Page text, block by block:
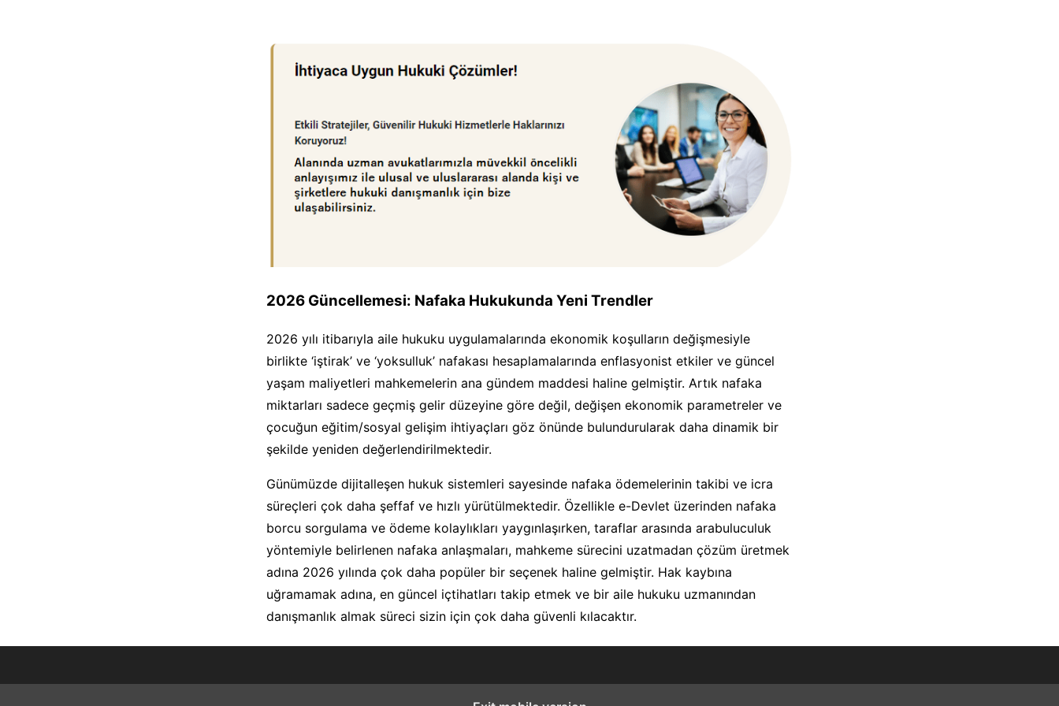
2026 Güncellemesi: Nafaka Hukukunda Yeni Trendler
2026 yılı itibarıyla aile hukuku uygulamalarında ekonomik koşulların değişmesiyle
birlikte ‘iştirak’ ve ‘yoksulluk’ nafakası hesaplamalarında enflasyonist etkiler ve güncel
yaşam maliyetleri mahkemelerin ana gündem maddesi haline gelmiştir. Artık nafaka
miktarları sadece geçmiş gelir düzeyine göre değil, değişen ekonomik parametreler ve
çocuğun eğitim/sosyal gelişim ihtiyaçları göz önünde bulundurularak daha dinamik bir
şekilde yeniden değerlendirilmektedir.
Günümüzde dijitalleşen hukuk sistemleri sayesinde nafaka ödemelerinin takibi ve icra
süreçleri çok daha şeffaf ve hızlı yürütülmektedir. Özellikle e-Devlet üzerinden nafaka
borcu sorgulama ve ödeme kolaylıkları yaygınlaşırken, taraflar arasında arabuluculuk
yöntemiyle belirlenen nafaka anlaşmaları, mahkeme sürecini uzatmadan çözüm üretmek
adına 2026 yılında çok daha popüler bir seçenek haline gelmiştir. Hak kaybına
uğramamak adına, en güncel içtihatları takip etmek ve bir aile hukuku uzmanından
danışmanlık almak süreci sizin için çok daha güvenli kılacaktır.